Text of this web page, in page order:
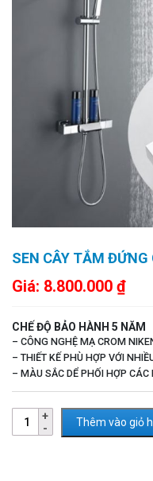
SEN CÂY TẮM ĐỨNG
Giá: 8.800.000 ₫
CHẾ ĐỘ BẢO HÀNH 5 NĂM
– CÔNG NGHỆ MẠ CROM
– THIẾT KẾ PHÙ HỢP VỚI
– MÀU SẮC DỂ PHỐI HỢP
Thêm vào giỏ